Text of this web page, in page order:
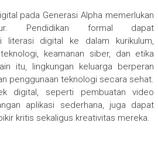
pada Generasi Alpha memerlukan
Pendidikan formal dapat
literasi digital ke dalam kurikulum,
keamanan siber, dan etika
itu, lingkungan keluarga berperan
penggunaan teknologi secara sehat.
digital, seperti pembuatan video
aplikasi sederhana, juga dapat
kritis sekaligus kreativitas mereka.